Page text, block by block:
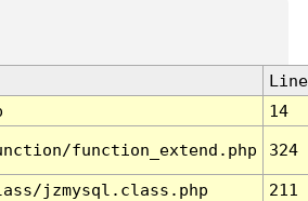
Line
14
function_extend.php 324
jzmysql.class.php
211